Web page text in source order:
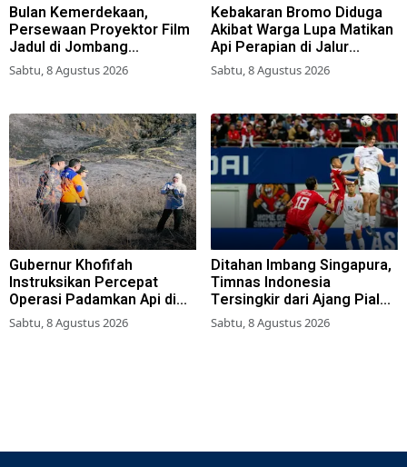
Bulan Kemerdekaan,
Persewaan Proyektor Film
Jadul di Jombang
Meningkat
Sabtu, 8 Agustus 2026
Kebakaran Bromo Diduga
Akibat Warga Lupa Matikan
Api Perapian di Jalur
Tradisional
Sabtu, 8 Agustus 2026
Gubernur Khofifah
Instruksikan Percepat
Operasi Padamkan Api di
Wisata Bromo
Sabtu, 8 Agustus 2026
Ditahan Imbang Singapura,
Timnas Indonesia
Tersingkir dari Ajang Piala
AFF 2026
Sabtu, 8 Agustus 2026